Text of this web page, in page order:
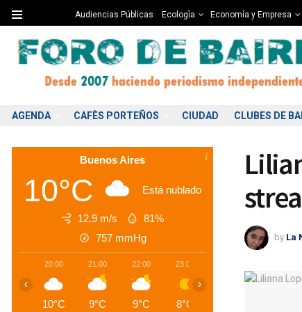
Audiencias Públicas Ecologìa Economía y Empresa
AGENDA CAFÈS PORTEÑOS CIUDAD CLUBES DE
by La
Buenos Aires
10°C Está nublado
12.9 m/s
81%
757 mmHg
20:00
10°C
21:00
9°C
22:00
9°C
23:00
8°C
‹ ›